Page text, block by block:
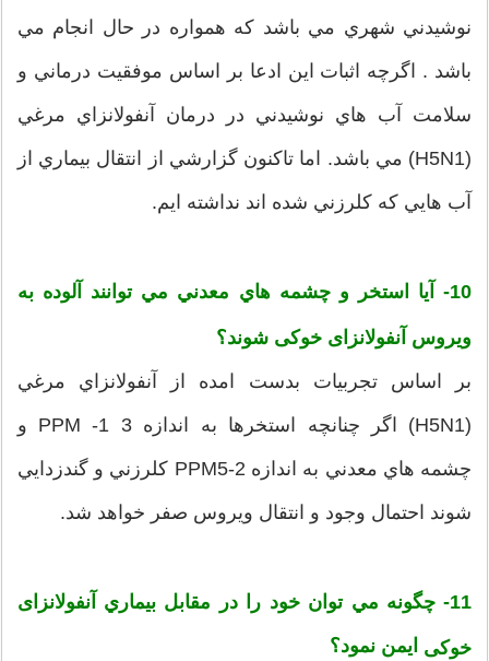
نوشيدني شهري مي باشد كه همواره در حال انجام مي
باشد . اگرچه اثبات اين ادعا بر اساس موفقيت درماني و
سلامت آب هاي نوشيدني در درمان آنفولانزاي مرغي
(H5N1) مي باشد. اما تاكنون گزارشي از انتقال بيماري از
آب هايي كه كلرزني شده اند نداشته ايم.
10- آيا استخر و چشمه هاي معدني مي توانند آلوده به
ويروس آنفولانزای خوکی شوند؟
بر اساس تجربيات بدست امده از آنفولانزاي مرغي
(H5N1) اگر چنانچه استخرها به اندازه 3 PPM -1 و
چشمه هاي معدني به اندازه PPM5-2 كلرزني و گندزدايي
شوند احتمال وجود و انتقال ويروس صفر خواهد شد.
11- چگونه مي توان خود را در مقابل بيماري آنفولانزای
خوکی ايمن نمود؟